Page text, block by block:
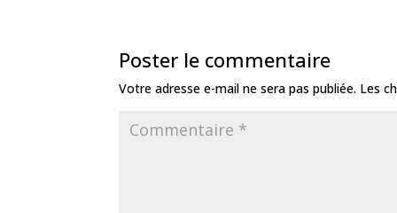
b
o
o
k
n
g
e
r
g
e
e
st
dI
n r
Poster le commentaire
Votre adresse e-mail ne sera pas publiée. Les